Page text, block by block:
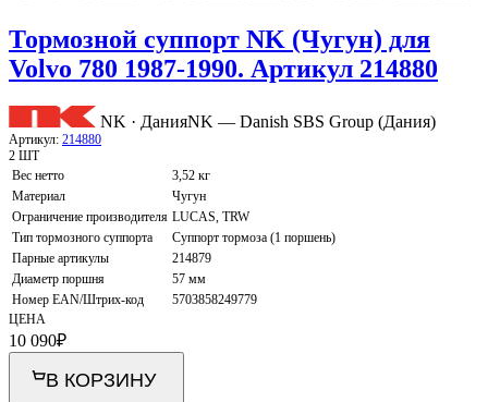
Тормозной суппорт NK (Чугун) для
Volvo 780 1987-1990. Артикул 214880
NK · ДанияNK — Danish SBS Group (Дания)
Артикул: 214880
2 ШТ
Вес нетто
3,52 кг
Материал
Чугун
Ограничение производителя LUCAS, TRW
Тип тормозного суппорта
Суппорт тормоза (1 поршень)
Парные артикулы
214879
Диаметр поршня
57 мм
Номер EAN/Штрих-код
5703858249779
ЦЕНА
10 090₽
В КОРЗИНУ